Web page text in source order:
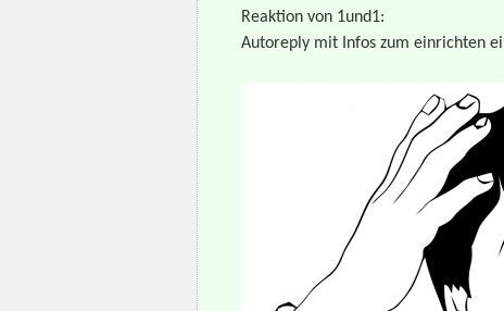
Reaktion von 1und1:
Autoreply mit Infos zum einrichten